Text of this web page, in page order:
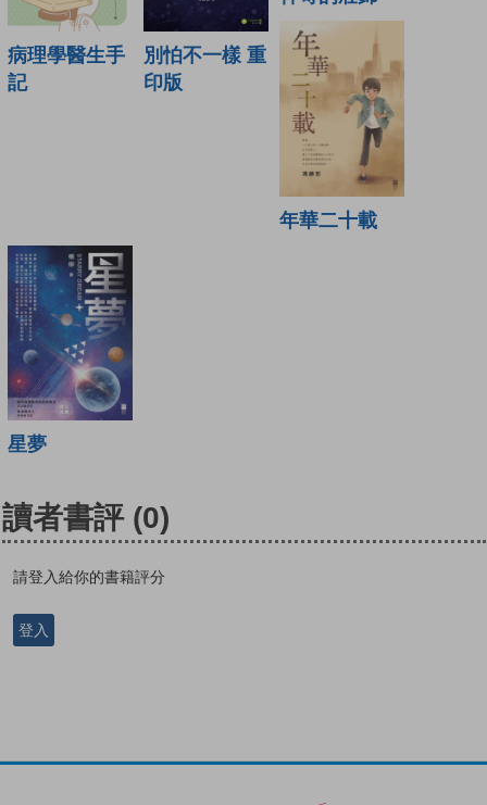
病理學醫生手
記
別怕不一樣 重
印版
年華二十載
星夢
讀者書評 (0)
請登入給你的書籍評分
登入